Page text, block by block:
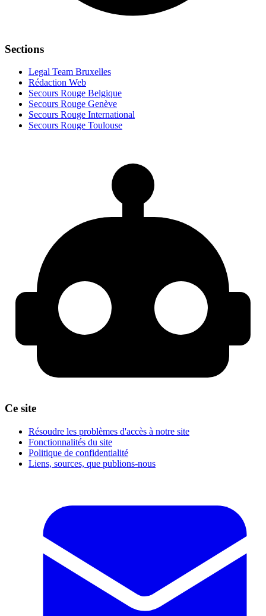
Sections
Legal Team Bruxelles
Rédaction Web
Secours Rouge Belgique
Secours Rouge Genève
Secours Rouge International
Secours Rouge Toulouse
Ce site
Résoudre les problèmes d'accès à notre site
Fonctionnalités du site
Politique de confidentialité
Liens, sources, que publions-nous